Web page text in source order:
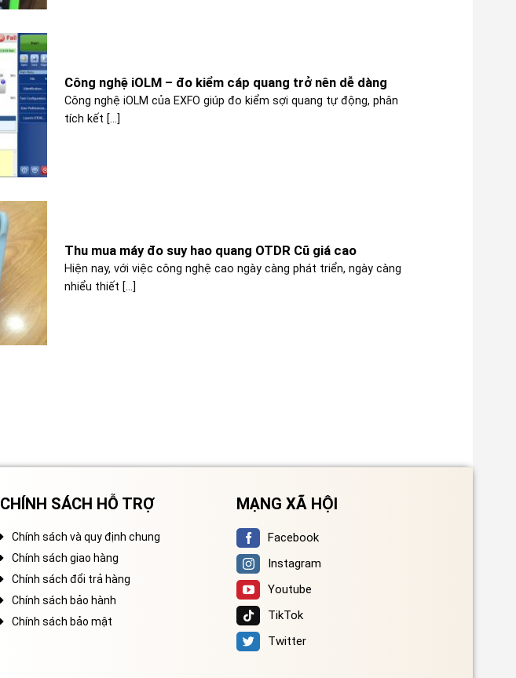
Công nghệ iOLM – đo kiểm cáp quang trở nên dễ dàng
Công nghệ iOLM của EXFO giúp đo kiểm sợi quang tự động, phân
tích kết [...]
Thu mua máy đo suy hao quang OTDR Cũ giá cao
Hiện nay, với việc công nghệ cao ngày càng phát triển, ngày càng
nhiểu thiết [...]
CHÍNH SÁCH HỖ TRỢ
Chính sách và quy định chung
Chính sách giao hàng
Chính sách đổi trả hàng
Chính sách bảo hành
Chính sách bảo mật
MẠNG XÃ HỘI
Facebook
Instagram
Youtube
TikTok
Twitter